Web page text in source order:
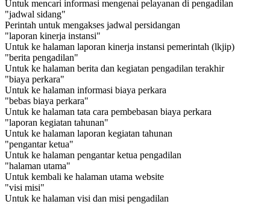
Untuk mencari informasi mengenai pelayanan di pengadilan
"jadwal sidang"
Perintah untuk mengakses jadwal persidangan
"laporan kinerja instansi"
Untuk ke halaman laporan kinerja instansi pemerintah (lkjip)
"berita pengadilan"
Untuk ke halaman berita dan kegiatan pengadilan terakhir
"biaya perkara"
Untuk ke halaman informasi biaya perkara
"bebas biaya perkara"
Untuk ke halaman tata cara pembebasan biaya perkara
"laporan kegiatan tahunan"
Untuk ke halaman laporan kegiatan tahunan
"pengantar ketua"
Untuk ke halaman pengantar ketua pengadilan
"halaman utama"
Untuk kembali ke halaman utama website
"visi misi"
Untuk ke halaman visi dan misi pengadilan